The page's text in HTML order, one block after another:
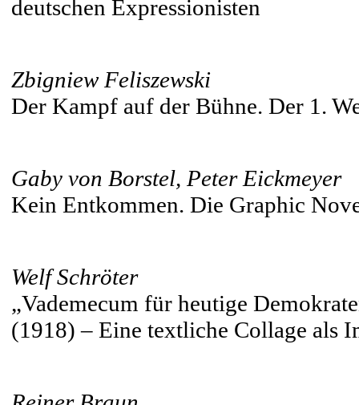
deutschen Expressionisten
Zbigniew Feliszewski
Der Kampf auf der Bühne. Der 1.
Gaby von Borstel, Peter Eickmeyer
Kein Entkommen. Die Graphic
Welf Schröter
„Vademecum für heutige
(1918) – Eine textliche Collage als